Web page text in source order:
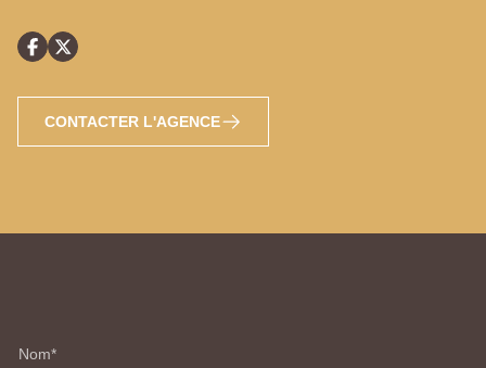
CONTACTER L'AGENCE
Nom